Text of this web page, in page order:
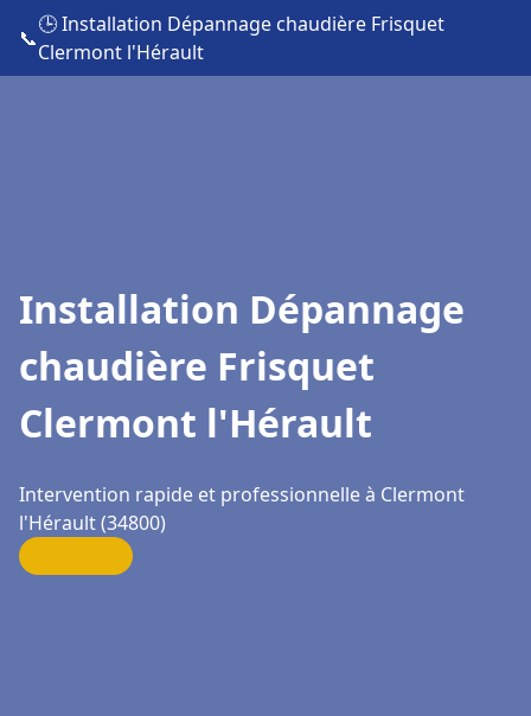
📞
🕒 Installation Dépannage chaudière Frisquet
Clermont l'Hérault
Installation Dépannage
chaudière Frisquet
Clermont l'Hérault
Intervention rapide et professionnelle à Clermont
l'Hérault (34800)